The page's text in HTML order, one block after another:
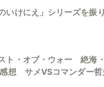
いけにえ」シリーズを振
スト・オブ・ウォー 絶海
想 サメVSコマンダー哲